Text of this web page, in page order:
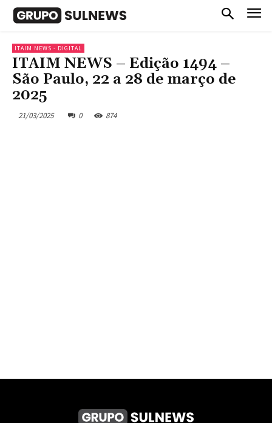
ITAIM NEWS - DIGITAL
ITAIM NEWS – Edição 1494 –
São Paulo, 22 a 28 de março de
2025
21/03/2025 0 874